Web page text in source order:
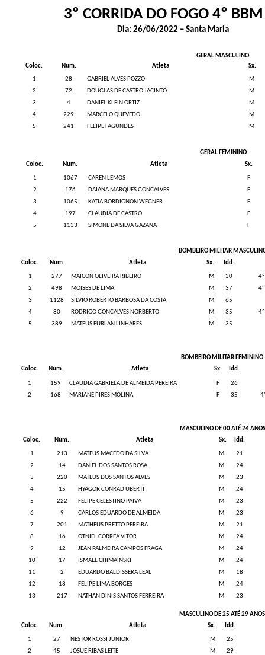
3º CORRIDA DO FOGO 4º BBM
Dia: 26/06/2022 – Santa Maria
GERAL MASCULINO
Coloc.
Num. Atleta Sx.
1 28 GABRIEL ALVES POZZO
M
2
72 DOUGLAS DE CASTRO JACINTO
M
3
4 DANIEL KLEIN ORTIZ
M
4
229 MARCELO QUEVEDO
M
5
241 FELIPE FAGUNDES M
GERAL FEMININO
Coloc.
Num. Atleta Sx.
1 1067 CAREN LEMOS
F
2
176 DAIANA MARQUES GONCALVES
F
3
1065 KATIA BORDIGNON WEGNER
F
4
197 CLAUDIA DE CASTRO
F
5
1133 SIMONE DA SILVA GAZANA F
BOMBEIRO MILITAR
Coloc.
Num. Atleta Sx. Idd.
1 277 MAICON OLIVEIRA RIBEIRO M 30
2
498 MOISES DE LIMA M 37
3
1128 SILVIO ROBERTO BARBOSA DA COSTA M
65
4
80 RODRIGO GONCALVES NORBERTO M 35
5
389 MATEUS FURLAN LINHARES M 35
BOMBEIRO MILITAR FEMININO
Coloc.
Num. Atleta Sx. Idd.
1 159 CLAUDIA GABRIELA DE ALMEIDA PEREIRA F
26
2
168 MARIANE PIRES MOLINA F 35
MASCULINO DE 00 ATÉ 24 ANOS
Coloc.
Num. Atleta Sx. Idd.
1 213 MATEUS MACEDO DA SILVA M
21
2
14 DANIEL DOS SANTOS ROSA M
24
3
220 MATEUS DOS SANTOS ALVES M
23
4
15 HYAGOR CONRAD UBERTI M
24
5
222 FELIPE CELESTINO PAIVA M
23
6
9 CARLOS EDUARDO DE ALMEIDA M
23
7
201 MATHEUS PRETTO PEREIRA M
21
8
16 OTNIEL CORREA VITOR M
24
9
12 JEAN PALMEIRA CAMPOS FRAGA M
24
10
17 ISMAEL CHIMAINSKI M
24
11
2 EDUARDO BALDISSERA LEAL M
18
12
18 FELIPE LIMA BORGES M
24
13
217 NATHAN DINIS SANTOS FERREIRA M 23
MASCULINO DE 25 ATÉ 29 ANOS
Coloc.
Num. Atleta Sx. Idd.
1 27 NESTOR ROSSI JUNIOR M
25
2
45 JOSUE RIBAS LEITE M
29